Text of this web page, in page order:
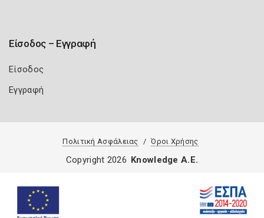
Είσοδος – Εγγραφή
Είσοδος
Εγγραφή
Πολιτική Ασφάλειας Όροι Χρήσης
Copyright 2026 Knowledge A.E.